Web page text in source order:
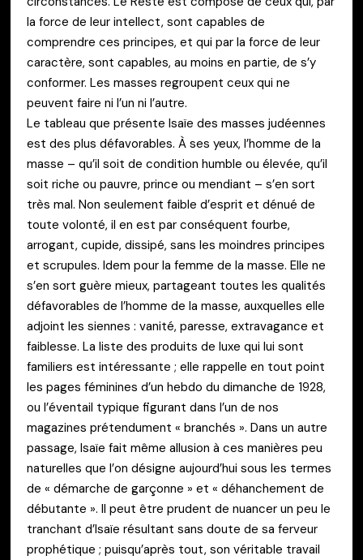
la force de leur intellect, sont capables de
comprendre ces principes, et qui par la force de leur
caractère, sont capables, au moins en partie, de s’y
conformer. Les masses regroupent ceux qui ne
peuvent faire ni l’un ni l’autre.
Le tableau que présente Isaïe des masses judéennes
est des plus défavorables. À ses yeux, l’homme de la
masse – qu’il soit de condition humble ou élevée, qu’il
soit riche ou pauvre, prince ou mendiant – s’en sort
très mal. Non seulement faible d’esprit et dénué de
toute volonté, il en est par conséquent fourbe,
arrogant, cupide, dissipé, sans les moindres principes
et scrupules. Idem pour la femme de la masse. Elle ne
s’en sort guère mieux, partageant toutes les qualités
défavorables de l’homme de la masse, auxquelles elle
adjoint les siennes : vanité, paresse, extravagance et
faiblesse. La liste des produits de luxe qui lui sont
familiers est intéressante ; elle rappelle en tout point
les pages féminines d’un hebdo du dimanche de 1928,
ou l’éventail typique figurant dans l’un de nos
magazines prétendument « branchés ». Dans un autre
passage, Isaïe fait même allusion à ces manières peu
naturelles que l’on désigne aujourd’hui sous les termes
de « démarche de garçonne » et « déhanchement de
débutante ». Il peut être prudent de nuancer un peu le
tranchant d’Isaïe résultant sans doute de sa ferveur
prophétique ; puisqu’après tout, son véritable travail